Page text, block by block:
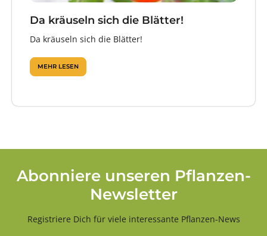
Da kräuseln sich die Blätter!
Da kräuseln sich die Blätter!
MEHR LESEN
Abonniere unseren Pflanzen-
Newsletter
Registriere Dich für viele interessante Pflanzen-News